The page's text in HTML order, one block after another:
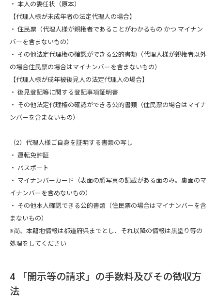
・ 本人の委任状（原本）
【代理人様が未成年者の法定代理人の場合】
・ 住民票（代理人様が親権者であることがわかるもの かつ マイナン
バーを含まないもの）
・ その他法定代理権の確認ができる公的書類（代理人様が親権者以外
の場合住民票の場合はマイナンバーを含まないもの）
【代理人様が成年被後見人の法定代理人の場合】
・ 後見登記等に関する登記事項証明書
・ その他法定代理権の確認ができる公的書類（住民票の場合はマイナ
ンバーを含まないもの）
（2）代理人様ご自身を証明する書類の写し
・ 運転免許証
・ パスポート
・ マイナンバーカード（表面の顔写真の記載がある面のみ。裏面のマ
イナンバーを含めないもの）
・ その他本人確認できる公的書類（住民票の場合はマイナンバーを含
まないもの）
※尚、本籍地情報は都道府県までとし、それ以降の情報は黒塗り等の
処理をしてください
4 「開示等の請求」の手数料及びその徴収方
法